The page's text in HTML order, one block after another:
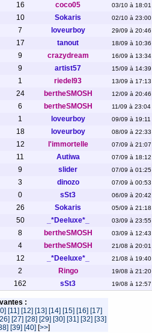
16 coco05 03/10 à 18:01
10 Sokaris 02/10 à 23:00
7 loveurboy 29/09 à 20:46
17 tanout 18/09 à 10:36
9 crazydream 16/09 à 13:34
9 artist57 15/09 à 14:39
1 riedel93 13/09 à 17:13
24 bertheSMOSH 12/09 à 20:46
6 bertheSMOSH 11/09 à 23:04
1 loveurboy 09/09 à 19:11
18 loveurboy 08/09 à 22:33
12 l'immortelle 07/09 à 21:07
11 Autiwa 07/09 à 18:12
9 slider 07/09 à 01:25
3 dinozo 07/09 à 00:53
0 sSt3 06/09 à 20:42
26 Sokaris 05/09 à 21:18
50 _*Deeluxe*_ 03/09 à 23:55
8 bertheSMOSH 03/09 à 12:43
4 bertheSMOSH 21/08 à 20:01
12 _*Deeluxe*_ 21/08 à 19:40
2 Ringo 19/08 à 21:20
162 sSt3 19/08 à 12:57
:
[11] [12] [13] [14] [15] [16] [17]
[27] [28] [29] [30] [31] [32] [33]
[39] [40] [>>]